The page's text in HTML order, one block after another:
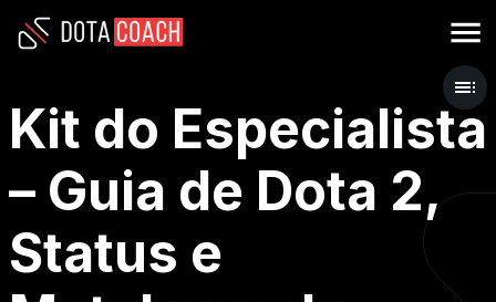
Kit do Especialista
– Guia de Dota 2,
Status e